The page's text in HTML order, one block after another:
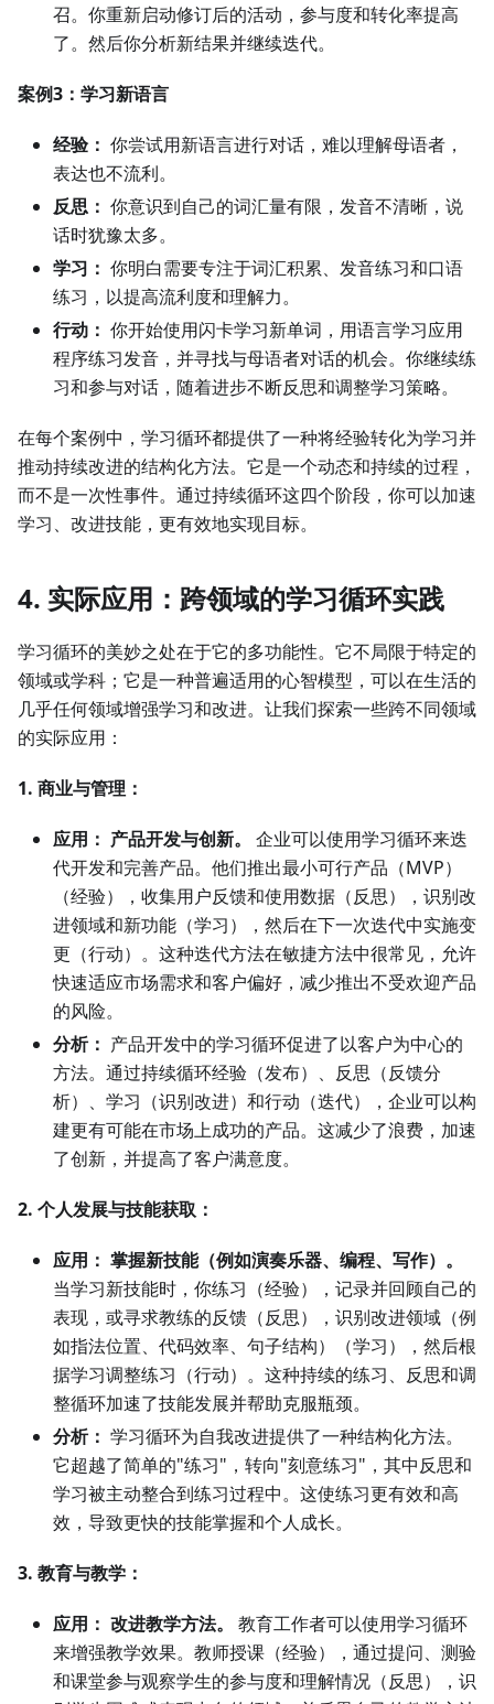
召。你重新启动修订后的活动，参与度和转化率提高
了。然后你分析新结果并继续迭代。
案例3：学习新语言
经验： 你尝试用新语言进行对话，难以理解母语者，
表达也不流利。
反思： 你意识到自己的词汇量有限，发音不清晰，说
话时犹豫太多。
学习： 你明白需要专注于词汇积累、发音练习和口语
练习，以提高流利度和理解力。
行动： 你开始使用闪卡学习新单词，用语言学习应用
程序练习发音，并寻找与母语者对话的机会。你继续练
习和参与对话，随着进步不断反思和调整学习策略。
在每个案例中，学习循环都提供了一种将经验转化为学习并
推动持续改进的结构化方法。它是一个动态和持续的过程，
而不是一次性事件。通过持续循环这四个阶段，你可以加速
学习、改进技能，更有效地实现目标。
4. 实际应用：跨领域的学习循环实践
学习循环的美妙之处在于它的多功能性。它不局限于特定的
领域或学科；它是一种普遍适用的心智模型，可以在生活的
几乎任何领域增强学习和改进。让我们探索一些跨不同领域
的实际应用：
1. 商业与管理：
应用： 产品开发与创新。
企业可以使用学习循环来迭
代开发和完善产品。他们推出最小可行产品（MVP）
（经验），收集用户反馈和使用数据（反思），识别改
进领域和新功能（学习），然后在下一次迭代中实施变
更（行动）。这种迭代方法在敏捷方法中很常见，允许
快速适应市场需求和客户偏好，减少推出不受欢迎产品
的风险。
分析： 产品开发中的学习循环促进了以客户为中心的
方法。通过持续循环经验（发布）、反思（反馈分
析）、学习（识别改进）和行动（迭代），企业可以构
建更有可能在市场上成功的产品。这减少了浪费，加速
了创新，并提高了客户满意度。
2. 个人发展与技能获取：
应用： 掌握新技能（例如演奏乐器、编程、写作）。
当学习新技能时，你练习（经验），记录并回顾自己的
表现，或寻求教练的反馈（反思），识别改进领域（例
如指法位置、代码效率、句子结构）（学习），然后根
据学习调整练习（行动）。这种持续的练习、反思和调
整循环加速了技能发展并帮助克服瓶颈。
分析： 学习循环为自我改进提供了一种结构化方法。
它超越了简单的"练习"，转向"刻意练习"，其中反思和
学习被主动整合到练习过程中。这使练习更有效和高
效，导致更快的技能掌握和个人成长。
3. 教育与教学：
应用： 改进教学方法。
教育工作者可以使用学习循环
来增强教学效果。教师授课（经验），通过提问、测验
和课堂参与观察学生的参与度和理解情况（反思），识